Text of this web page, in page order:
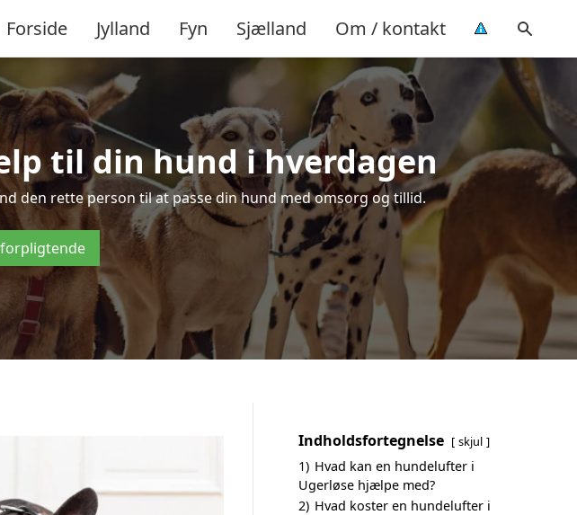
Forside Jylland Fyn Sjælland Om / kontakt
til din hund i hverdagen
den rette person til at passe din hund med omsorg og tillid.
Indholdsfortegnelse skjul
1) Hvad kan en hundelufter i
Ugerløse hjælpe med?
2) Hvad koster en hundelufter i